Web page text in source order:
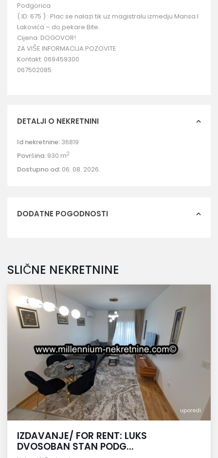
Podgorica
( ID: 675 ) : Plac se nalazi tik uz magistralu izmedju Mansa I
Lakovića – do pekare Bite.
Cijena: DOGOVOR!
ZA VIŠE INFORMACIJA POZOVITE
Kontakt: 069459300
067502085
DETALJI O NEKRETNINI
Id nekretnine: 36819
Površina: 930 m2
Dostupno od: 06. 08. 2026.
DODATNE POGODNOSTI
SLIČNE NEKRETNINE
uporedi
IZDAVANJE/ FOR RENT: LUKS
DVOSOBAN STAN PODG...